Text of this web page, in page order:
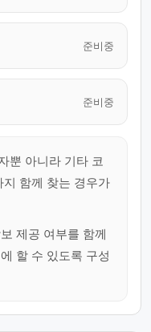
준비중
준비중
뿐 아니라 기타 코
지 함께 찾는 경우가
제공 여부를 함께
할 수 있도록 구성